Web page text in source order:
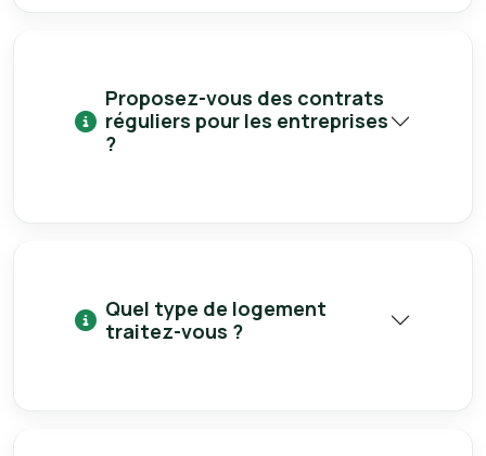
Proposez-vous des contrats
réguliers pour les entreprises
?
Quel type de logement
traitez-vous ?